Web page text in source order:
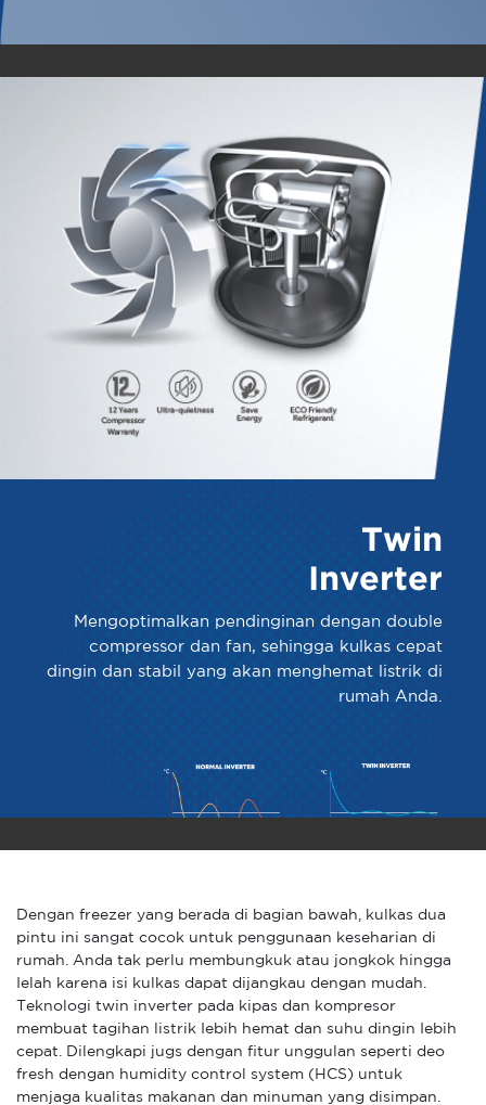
Twin
Inverter
Mengoptimalkan pendinginan dengan double
compressor dan fan, sehingga kulkas cepat
dingin dan stabil yang akan menghemat listrik di
rumah Anda.
Dengan freezer yang berada di bagian bawah, kulkas dua
pintu ini sangat cocok untuk penggunaan keseharian di
rumah. Anda tak perlu membungkuk atau jongkok hingga
Ielah karena isi kulkas dapat dijangkau dengan mudah.
Teknologi twin inverter pada kipas dan kompresor
membuat tagihan listrik Iebih hemat dan suhu dingin Iebih
cepat. Dilengkapi jugs dengan fitur unggulan seperti deo
fresh dengan humidity control system (HCS) untuk
menjaga kualitas makanan dan minuman yang disimpan.